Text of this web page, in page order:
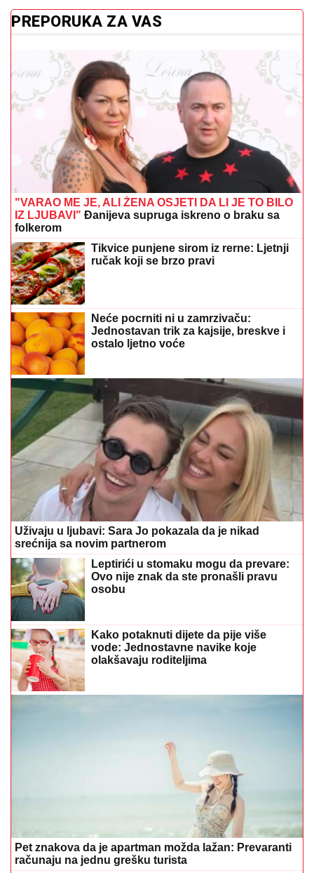
PREPORUKA ZA VAS
"VARAO ME JE, ALI ŽENA OSJETI DA LI JE TO BILO
IZ LJUBAVI" Đanijeva supruga iskreno o braku sa
folkerom
Tikvice punjene sirom iz rerne: Ljetnji
ručak koji se brzo pravi
Neće pocrniti ni u zamrzivaču:
Jednostavan trik za kajsije, breskve i
ostalo ljetno voće
Uživaju u ljubavi: Sara Jo pokazala da je nikad
srećnija sa novim partnerom
Leptirići u stomaku mogu da prevare:
Ovo nije znak da ste pronašli pravu
osobu
Kako potaknuti dijete da pije više
vode: Jednostavne navike koje
olakšavaju roditeljima
Pet znakova da je apartman možda lažan: Prevaranti
računaju na jednu grešku turista